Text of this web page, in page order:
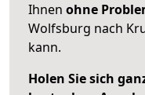
Ihnen ohne
Wolfsburg nach
kann.
Holen Sie sich